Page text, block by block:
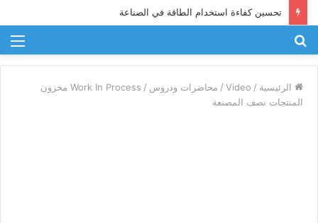
الابتكار والتطوير في مجال الهندسة الصناعية
الرئيسية /
Video
/ محاضرات ودروس /
Work In Process مخزون
المنتجات نصف المصنعة